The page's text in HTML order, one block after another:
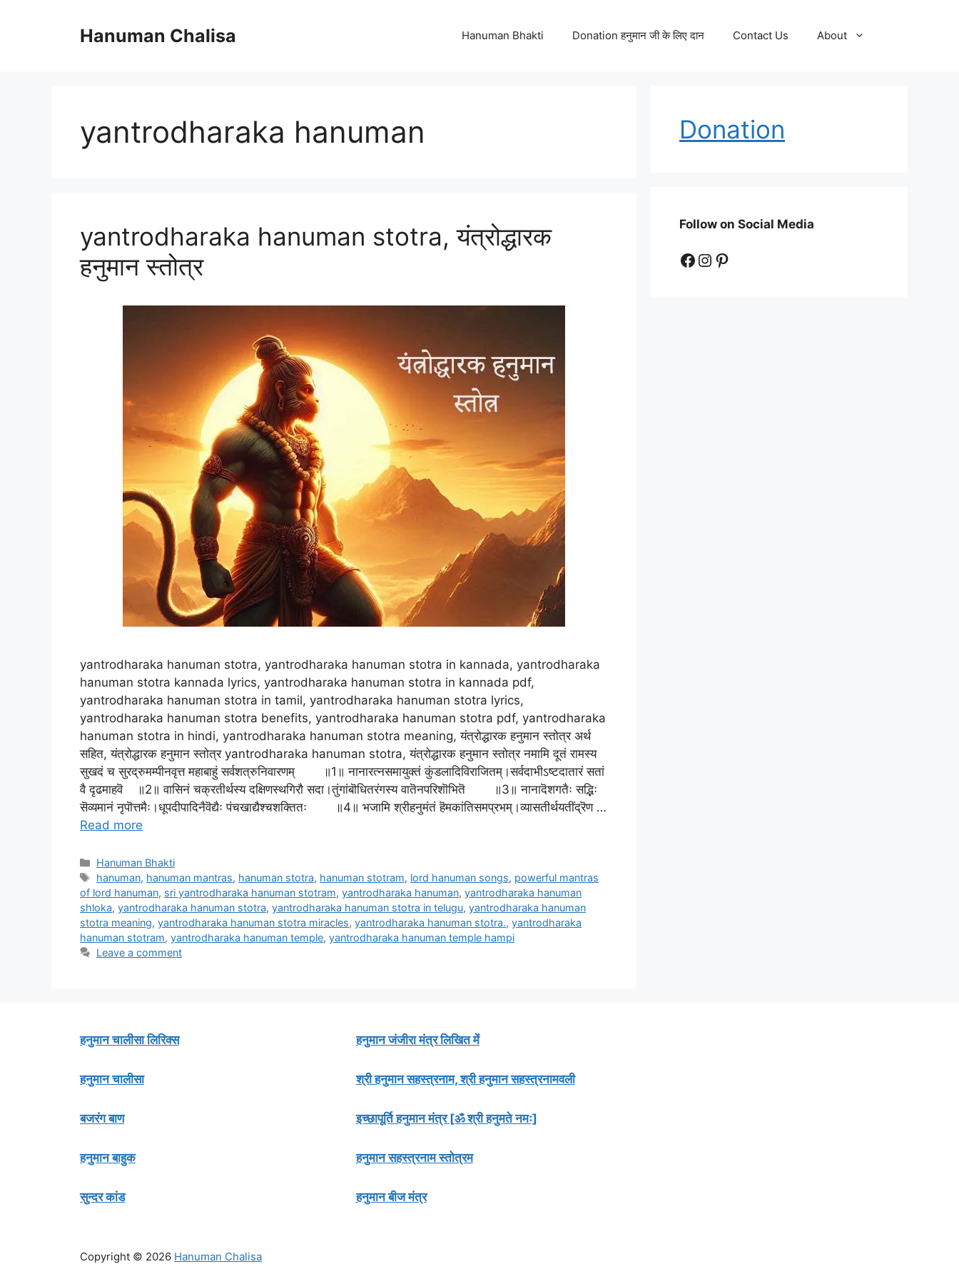
Hanuman Chalisa Hanuman Bhakti Donation हनुमान जी के लिए दान Contact Us About
yantrodharaka hanuman
yantrodharaka hanuman stotra, यंत्रोद्धारक
हनुमान स्तोत्र
yantrodharaka hanuman stotra, yantrodharaka hanuman stotra in kannada, yantrodharaka
hanuman stotra kannada lyrics, yantrodharaka hanuman stotra in kannada pdf,
yantrodharaka hanuman stotra in tamil, yantrodharaka hanuman stotra lyrics,
yantrodharaka hanuman stotra benefits, yantrodharaka hanuman stotra pdf, yantrodharaka
hanuman stotra in hindi, yantrodharaka hanuman stotra meaning, यंत्रोद्धारक हनुमान स्तोत्र अर्थ
सहित, यंत्रोद्धारक हनुमान स्तोत्र yantrodharaka hanuman stotra, यंत्रोद्धारक हनुमान स्तोत्र नमामि दूतं रामस्य
सुखदं च सुरद्रुमम्पीनवृत्त महाबाहुं सर्वशत्रुनिवारणम् ॥1॥ नानारत्नसमायुक्तं कुंडलादिविराजितम्।सर्वदाभीऽष्टदातारं सतां
वै दृढमाहवॆ ॥2॥ वासिनं चक्रतीर्थस्य दक्षिणस्थगिरौ सदा।तुंगांबॊधितरंगस्य वातॆनपरिशॊभितॆ ॥3॥ नानादॆशगतैः सद्भिः
सॆव्यमानं नृपॊत्तमैः।धूपदीपादिनैवॆद्यैः पंचखाद्यैश्चशक्तितः ॥4॥ भजामि श्रीहनुमंतं हॆमकांतिसमप्रभम्।व्यासतीर्थयतींद्रॆण …
Read more
Categories
Hanuman Bhakti
Tags
hanuman, hanuman mantras, hanuman stotra, hanuman stotram, lord hanuman songs, powerful mantras
of lord hanuman, sri yantrodharaka hanuman stotram, yantrodharaka hanuman, yantrodharaka hanuman
shloka, yantrodharaka hanuman stotra, yantrodharaka hanuman stotra in telugu, yantrodharaka hanuman
stotra meaning, yantrodharaka hanuman stotra miracles, yantrodharaka hanuman stotra., yantrodharaka
hanuman stotram, yantrodharaka hanuman temple, yantrodharaka hanuman temple hampi
Leave a comment
Donation
Follow on Social Media
Facebook
Instagram
Pinterest
हनुमान चालीसा लिरिक्स
हनुमान चालीसा
बजरंग बाण
हनुमान बाहुक
सुन्दर कांड
हनुमान जंजीरा मंत्र लिखित में
श्री हनुमान सहस्त्रनाम, श्री हनुमान सहस्त्रनामवली
इच्छापूर्ति हनुमान मंत्र [ॐ श्री हनुमते नमः]
हनुमान सहस्त्रनाम स्तोत्रम
हनुमान बीज मंत्र
Copyright © 2026 Hanuman Chalisa